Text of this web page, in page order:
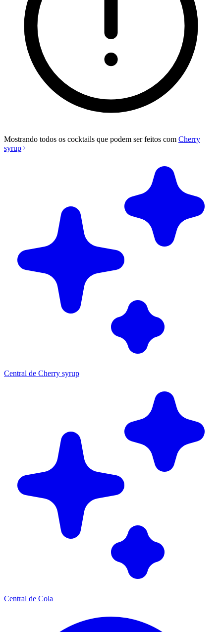
Mostrando todos os cocktails que podem ser feitos com Cherry
syrup
Central de Cherry syrup
Central de Cola